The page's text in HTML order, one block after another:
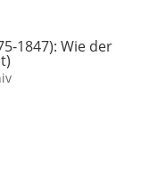
1847): Wie der